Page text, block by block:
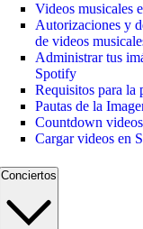
Videos musicales
Autorizaciones y
de videos
Administrar tus
Spotify
Requisitos para la
Pautas de la
Countdown videos
Cargar videos en
Conciertos